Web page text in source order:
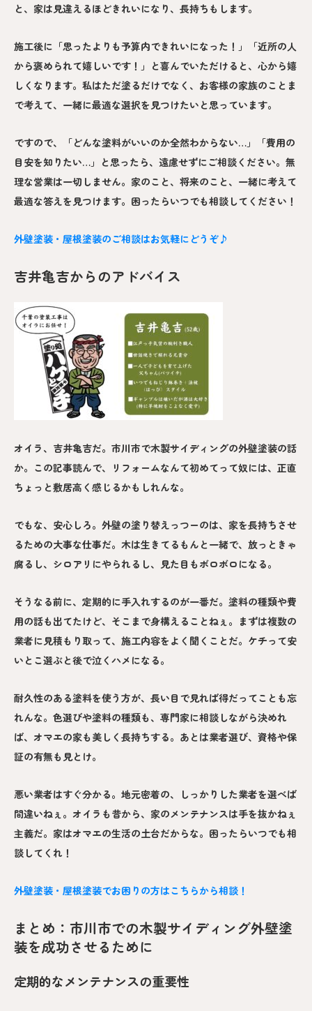
と、家は見違えるほどきれいになり、長持ちもします。
施工後に「思ったよりも予算内できれいになった！」「近所の人
から褒められて嬉しいです！」と喜んでいただけると、心から嬉
しくなります。私はただ塗るだけでなく、お客様の家族のことま
で考えて、一緒に最適な選択を見つけたいと思っています。
ですので、「どんな塗料がいいのか全然わからない…」「費用の
目安を知りたい…」と思ったら、遠慮せずにご相談ください。無
理な営業は一切しません。家のこと、将来のこと、一緒に考えて
最適な答えを見つけます。困ったらいつでも相談してください！
外壁塗装・屋根塗装のご相談はお気軽にどうぞ♪
吉井亀吉からのアドバイス
オイラ、吉井亀吉だ。市川市で木製サイディングの外壁塗装の話
か。この記事読んで、リフォームなんて初めてって奴には、正直
ちょっと敷居高く感じるかもしれんな。
でもな、安心しろ。外壁の塗り替えっつーのは、家を長持ちさせ
るための大事な仕事だ。木は生きてるもんと一緒で、放っときゃ
腐るし、シロアリにやられるし、見た目もボロボロになる。
そうなる前に、定期的に手入れするのが一番だ。塗料の種類や費
用の話も出てたけど、そこまで身構えることねぇ。まずは複数の
業者に見積もり取って、施工内容をよく聞くことだ。ケチって安
いとこ選ぶと後で泣くハメになる。
耐久性のある塗料を使う方が、長い目で見れば得だってことも忘
れんな。色選びや塗料の種類も、専門家に相談しながら決めれ
ば、オマエの家も美しく長持ちする。あとは業者選び、資格や保
証の有無も見とけ。
悪い業者はすぐ分かる。地元密着の、しっかりした業者を選べば
間違いねぇ。オイラも昔から、家のメンテナンスは手を抜かねぇ
主義だ。家はオマエの生活の土台だからな。困ったらいつでも相
談してくれ！
外壁塗装・屋根塗装でお困りの方はこちらから相談！
まとめ：市川市での木製サイディング外壁塗
装を成功させるために
定期的なメンテナンスの重要性